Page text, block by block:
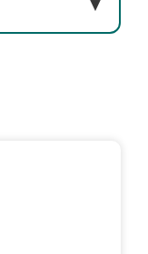
▼